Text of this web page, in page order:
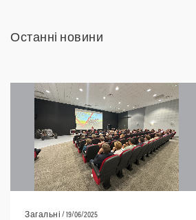
Останні новини
Загальні / 19/06/2025